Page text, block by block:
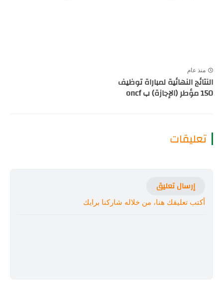
منذ عام
النتائج النهائية لمباراة توظيف
150 مؤطر (الإجازة) ب oncf
تعليقات
إرسال تعليق
أكتب تعليقك هنا، من خلاله شاركنا برايك